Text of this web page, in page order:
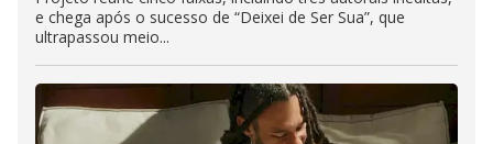
e chega após o sucesso de “Deixei de Ser Sua”, que
ultrapassou meio...